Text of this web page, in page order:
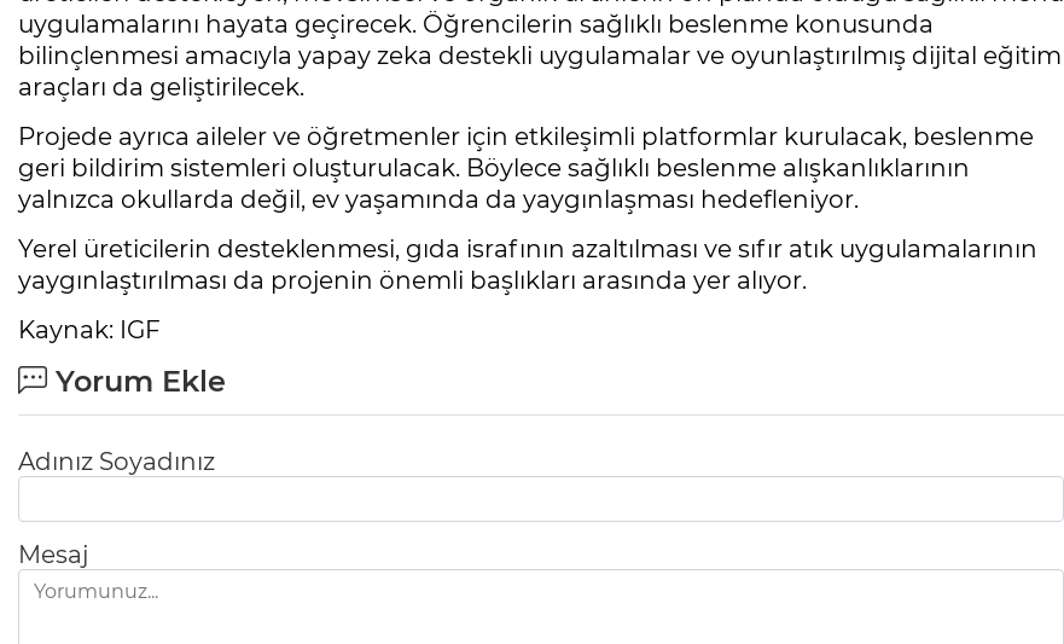
uygulamalarını hayata geçirecek. Öğrencilerin sağlıklı beslenme konusunda
bilinçlenmesi amacıyla yapay zeka destekli uygulamalar ve oyunlaştırılmış dijital eğitim
araçları da geliştirilecek.
Projede ayrıca aileler ve öğretmenler için etkileşimli platformlar kurulacak, beslenme
geri bildirim sistemleri oluşturulacak. Böylece sağlıklı beslenme alışkanlıklarının
yalnızca okullarda değil, ev yaşamında da yaygınlaşması hedefleniyor.
Yerel üreticilerin desteklenmesi, gıda israfının azaltılması ve sıfır atık uygulamalarının
yaygınlaştırılması da projenin önemli başlıkları arasında yer alıyor.
Kaynak: IGF
Yorum Ekle
Adınız Soyadınız
Mesaj